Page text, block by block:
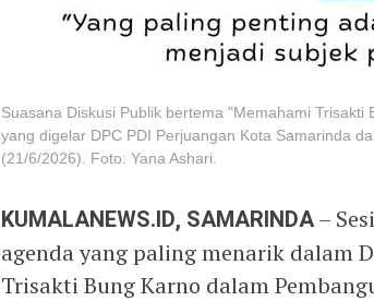
Suasana Diskusi Publik bertema "Memahami
yang digelar DPC PDI Perjuangan Kota Samarinda
(21/6/2026). Foto: Yana Ashari.
KUMALANEWS.ID, SAMARINDA–
agenda yang paling menarik dalam
Trisakti Bung Karno dalam